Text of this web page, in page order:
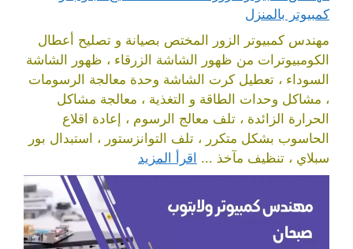
كمبيوتر بالمنزل
مهندس كمبيوتر الزور المختص بصيانة و تصليح أعطال
الكومبيوترات من ظهور الشاشة الزرقاء ، ظهور الشاشة
السوداء ، تعطيل كرت الشاشة وحدة معالجة الرسومات
، مشاكل وحدات الطاقة و التغذية ، معالجة مشاكل
الحرارة الزائدة ، تلف معالج الرسوم ، إعادة اقلاع
الحاسوب بشكل متكرر ، تلف التوانزستور ، استبدال بور
سبلاي ، تنظيف مآخذ ... اقرأ المزيد